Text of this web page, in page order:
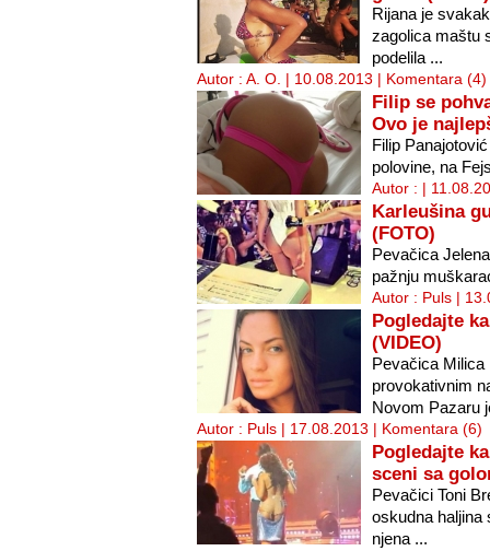
Rijana je
zagolica maštu
podelila ...
Autor : A. O. | 10.08.2013 | Komentara (4)
Filip se
Ovo je
Filip
polovine, na
Autor : |
Karleušina
(FOTO)
Pevačica
pažnju
Autor : Puls |
Pogledajte
(VIDEO)
Pevačica Milica
provokativnim
Novom Pazaru
Autor : Puls | 17.08.2013 | Komentara (6)
Pogledajte
sceni sa
Pevačici Toni
oskudna haljina
njena ...